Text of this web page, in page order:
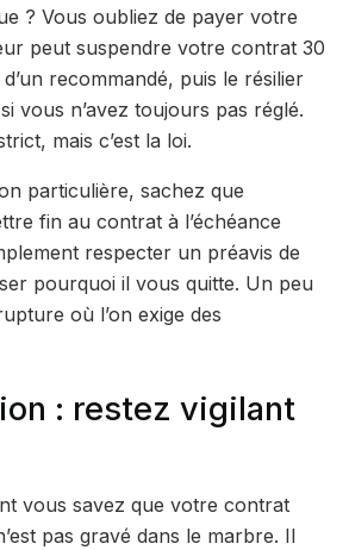
? Vous oubliez de payer votre
peut suspendre votre contrat 30
recommandé, puis le résilier
vous n’avez toujours pas réglé.
mais c’est la loi.
particulière, sachez que
fin au contrat à l’échéance
respecter un préavis de
pourquoi il vous quitte. Un peu
où l’on exige des
: restez vigilant
vous savez que votre contrat
pas gravé dans le marbre. Il